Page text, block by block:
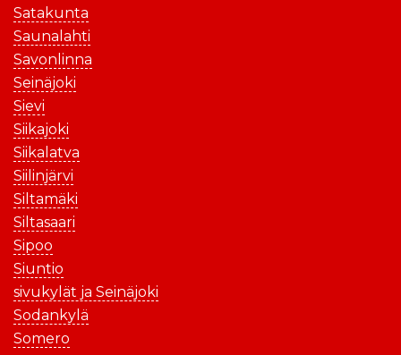
Satakunta
Saunalahti
Savonlinna
Seinäjoki
Sievi
Siikajoki
Siikalatva
Siilinjärvi
Siltamäki
Siltasaari
Sipoo
Siuntio
sivukylät ja Seinäjoki
Sodankylä
Somero